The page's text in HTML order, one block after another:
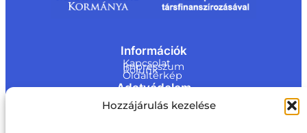
Hozzájárulás kezelése
Információk
Kapcsolat
Impresszum
Rólunk
Oldaltérkép
Adatvédelem
Jogi nyilatkozat
Adatvédelmi nyilatkozat
Akadálymentesítési nyilatkozat